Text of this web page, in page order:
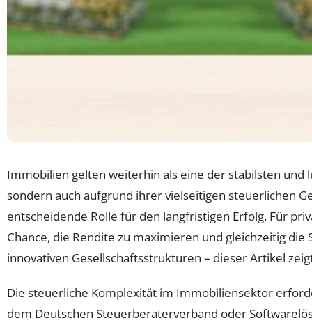
Immobilien gelten weiterhin als eine der stabilsten
sondern auch aufgrund ihrer vielseitigen steuerlichen
entscheidende Rolle für den langfristigen Erfolg. Für
Chance, die Rendite zu maximieren und gleichzeitig
innovativen Gesellschaftsstrukturen – dieser Artikel
Die steuerliche Komplexität im Immobiliensektor
dem Deutschen Steuerberaterverband oder